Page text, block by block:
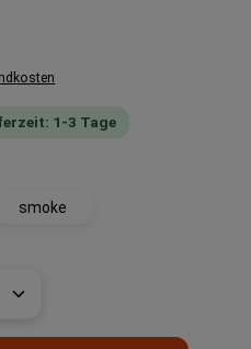
1-3 Tage
smoke
Gib den